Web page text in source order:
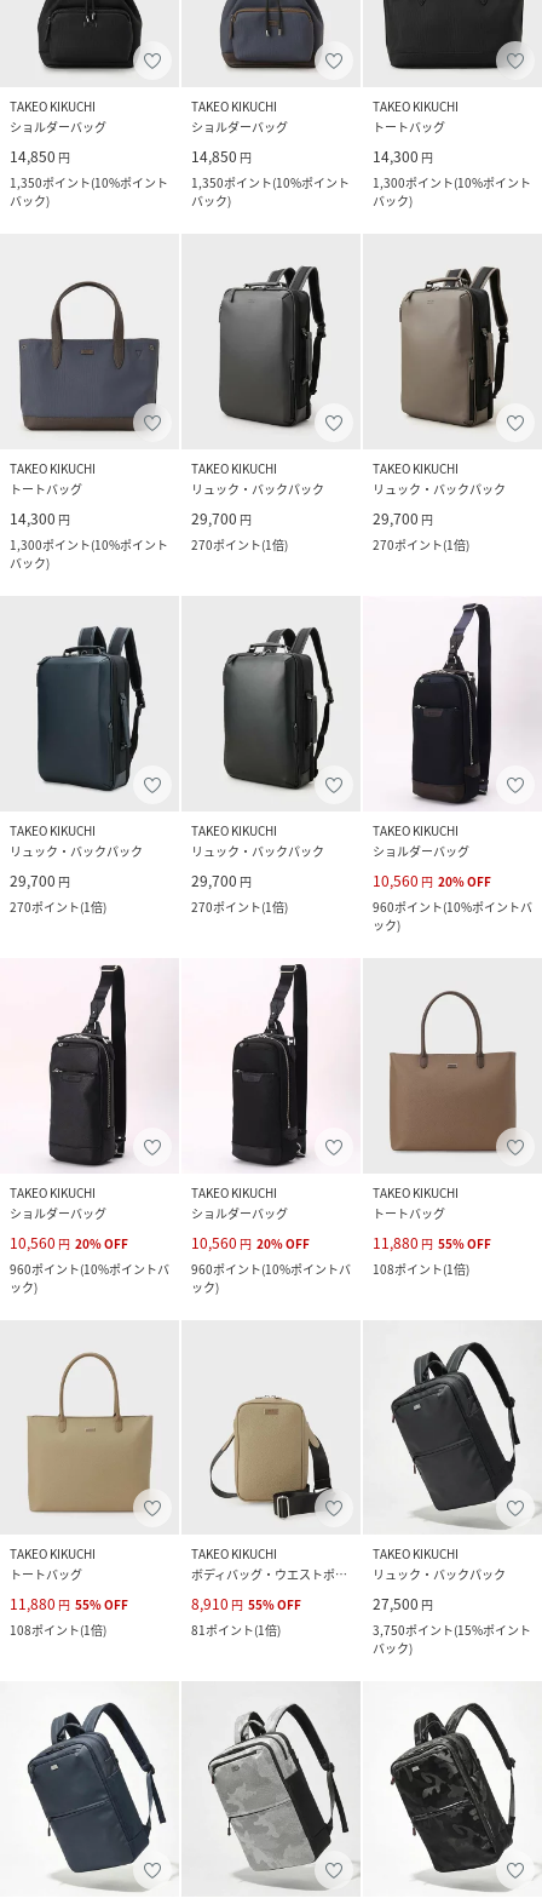
TAKEO KIKUCHI
ショルダーバッグ
14,850 円
1,350ポイント(10%ポイント
バック)
TAKEO KIKUCHI
ショルダーバッグ
14,850 円
1,350ポイント(10%ポイント
バック)
TAKEO KIKUCHI
トートバッグ
14,300 円
1,300ポイント(10%ポイント
バック)
TAKEO KIKUCHI
トートバッグ
14,300 円
1,300ポイント(10%ポイント
バック)
TAKEO KIKUCHI
リュック・バックパック
29,700 円
270ポイント(1倍)
TAKEO KIKUCHI
リュック・バックパック
29,700 円
270ポイント(1倍)
TAKEO KIKUCHI
リュック・バックパック
29,700 円
270ポイント(1倍)
TAKEO KIKUCHI
リュック・バックパック
29,700 円
270ポイント(1倍)
TAKEO KIKUCHI
ショルダーバッグ
10,560 円 20%OFF
960ポイント(10%ポイントバ
ック)
TAKEO KIKUCHI
ショルダーバッグ
10,560 円 20%OFF
960ポイント(10%ポイントバ
ック)
TAKEO KIKUCHI
ショルダーバッグ
10,560 円 20%OFF
960ポイント(10%ポイントバ
ック)
TAKEO KIKUCHI
トートバッグ
11,880 円 55%OFF
108ポイント(1倍)
TAKEO KIKUCHI
トートバッグ
11,880 円 55%OFF
108ポイント(1倍)
TAKEO KIKUCHI
ボディバッグ・ウエストポーチ
8,910 円 55%OFF
81ポイント(1倍)
TAKEO KIKUCHI
リュック・バックパック
27,500 円
3,750ポイント(15%ポイント
バック)